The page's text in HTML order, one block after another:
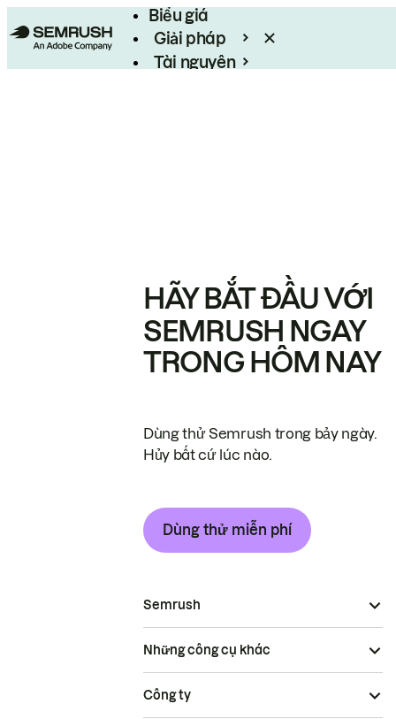
Biểu giá
Giải pháp
Tài nguyên
HÃY BẮT ĐẦU VỚI
SEMRUSH NGAY
TRONG HÔM NAY
Dùng thử Semrush trong bảy ngày.
Hủy bất cứ lúc nào.
Dùng thử miễn phí
Semrush
Những công cụ khác
Công ty